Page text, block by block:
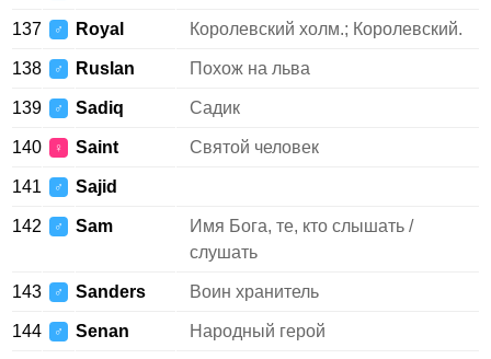
137 ♂ Royal Королевский холм.; Королевский.
138 ♂ Ruslan Похож на льва
139 ♂ Sadiq Садик
140 ♀ Saint Святой человек
141 ♂ Sajid
142 ♂ Sam
Имя Бога, те, кто слышать /
слушать
143 ♂ Sanders Воин хранитель
144 ♂ Senan Народный герой